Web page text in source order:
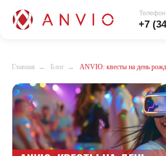
+7 (346) 269-04-44
Главная → Блог → ANVIO: квесты на день
ANVIO: КВЕСТЫ НА ДЕНЬ
РОЖДЕНИЯ РЕБЕНКА
Время прочтения: 6 минут